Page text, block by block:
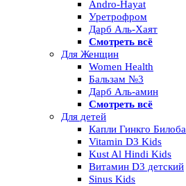
Andro-Hayat
Уретрофром
Дарб Аль-Хаят
Смотреть всё
Для Женщин
Women Health
Бальзам №3
Дарб Аль-амин
Смотреть всё
Для детей
Капли Гинкго Билоба
Vitamin D3 Kids
Kust Al Hindi Kids
Витамин D3 детский
Sinus Kids